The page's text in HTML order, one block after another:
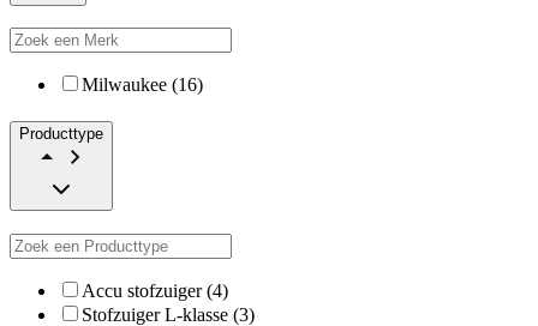
Milwaukee (16)
Producttype
Accu stofzuiger (4)
Stofzuiger L-klasse (3)